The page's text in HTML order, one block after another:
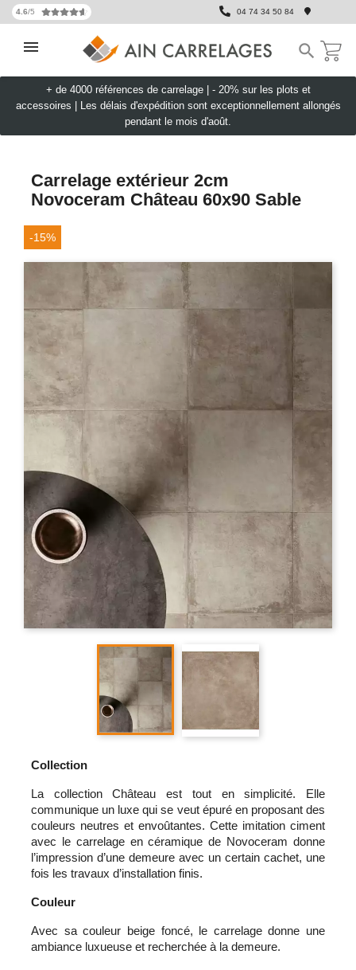
4.6/5 04 74 34 50 84

+ de 4000 références de carrelage | - 20% sur les plots et
accessoires
Les délais d'expédition sont exceptionnellement allongés
pendant le mois d'août.
Carrelage extérieur 2cm
Novoceram Château 60x90 Sable
-15%
Collection
La collection Château est tout en simplicité. Elle
communique un luxe qui se veut épuré en proposant des
couleurs neutres et envoûtantes. Cette imitation ciment
avec le carrelage en céramique de Novoceram donne
l’impression d’une demeure avec un certain cachet, une
fois les travaux d’installation finis.
Couleur
Avec sa couleur beige foncé, le carrelage donne une
ambiance luxueuse et recherchée à la demeure.